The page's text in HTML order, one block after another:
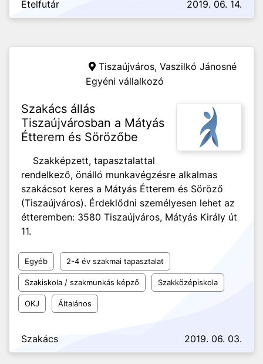
Ételfutár 2019. 06. 14.
Tiszaújváros, Vaszilkó Jánosné
Egyéni vállalkozó
Szakács állás
Tiszaújvárosban a Mátyás
Étterem és Sörözőbe
Szakképzett, tapasztalattal
rendelkező, önálló munkavégzésre alkalmas
szakácsot keres a Mátyás Étterem és Söröző
(Tiszaújváros). Érdeklődni személyesen lehet az
étteremben: 3580 Tiszaújváros, Mátyás Király út
11.
Egyéb 2-4 év szakmai tapasztalat
Szakiskola / szakmunkás képző Szakközépiskola
OKJ Általános
Szakács 2019. 06. 03.